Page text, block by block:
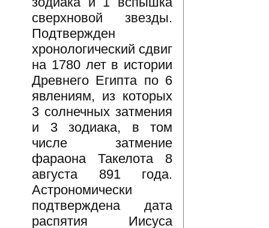
сверхновой звезды.
Подтвержден
хронологический сдвиг
на 1780 лет в истории
Древнего Египта по 6
явлениям, из которых
3 солнечных затмения
и 3 зодиака, в том
числе затмение
фараона Такелота 8
августа 891 года.
Астрономически
подтверждена дата
распятия Иисуса